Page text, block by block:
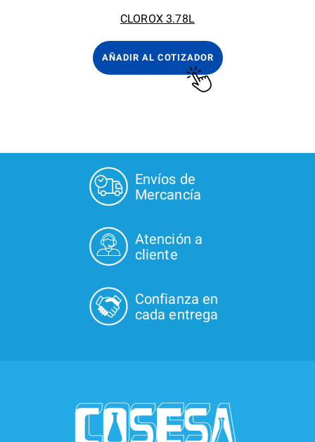
CLOROX 3.78L
AÑADIR AL COTIZADOR
Envíos de
Mercancía
Atención a
cliente
Confianza en
cada entrega